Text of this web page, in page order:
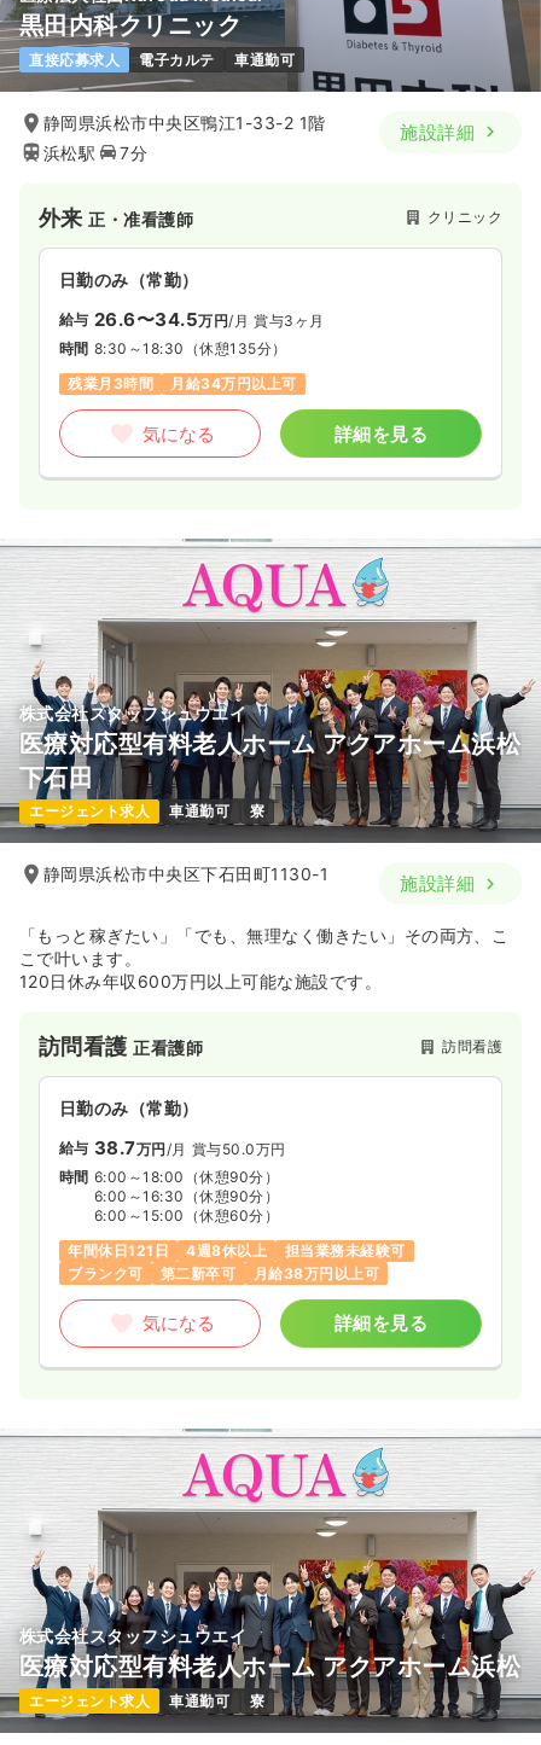
黒田内科クリニック
直接応募求人 電子カルテ 車通勤可
静岡県浜松市中央区鴨江1-33-2 1階
浜松駅
7分
施設詳細
外来正・准看護師 クリニック
日勤のみ（常勤）
給与 26.6〜34.5万円/月 賞与3ヶ月
時間 8:30～18:30 （休憩135分）
残業月3時間
月給34万円以上可
気になる 詳細を見る
株式会社スタッフシュウエイ
医療対応型有料老人ホーム アクアホーム浜松
下石田
エージェント求人 車通勤可 寮
静岡県浜松市中央区下石田町1130-1 施設詳細
「もっと稼ぎたい」「でも、無理なく働きたい」その両方、こ
こで叶います。
120日休み年収600万円以上可能な施設です。
訪問看護正看護師 訪問看護
日勤のみ（常勤）
給与 38.7万円/月 賞与50.0万円
時間 6:00～18:00 （休憩90分）
6:00～16:30 （休憩90分）
6:00～15:00 （休憩60分）
年間休日121日
4週8休以上
担当業務未経験可
ブランク可
第二新卒可 月給38万円以上可
気になる 詳細を見る
株式会社スタッフシュウエイ
医療対応型有料老人ホーム アクアホーム浜松
エージェント求人 車通勤可 寮